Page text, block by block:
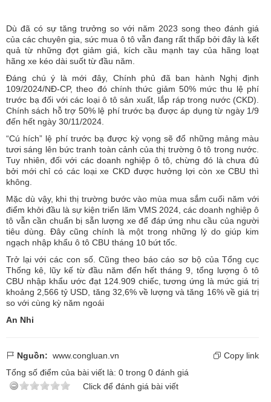
Dù đã có sự tăng trưởng so với năm 2023 song theo đánh giá
của các chuyên gia, sức mua ô tô vẫn đang rất thấp bởi đây là kết
quả từ những đợt giảm giá, kích cầu mạnh tay của hãng loạt
hãng xe kéo dài suốt từ đầu năm.
Đáng chú ý là mới đây, Chính phủ đã ban hành Nghị định
109/2024/NĐ-CP, theo đó chính thức giảm 50% mức thu lệ phí
trước bạ đối với các loại ô tô sản xuất, lắp ráp trong nước (CKD).
Chính sách hỗ trợ 50% lệ phí trước bạ được áp dụng từ ngày 1/9
đến hết ngày 30/11/2024.
“Cú hích” lệ phí trước bạ được kỳ vọng sẽ đổ những mảng màu
tươi sáng lên bức tranh toàn cảnh của thị trường ô tô trong nước.
Tuy nhiên, đối với các doanh nghiệp ô tô, chừng đó là chưa đủ
bởi mới chỉ có các loại xe CKD được hưởng lợi còn xe CBU thì
không.
Mặc dù vậy, khi thị trường bước vào mùa mua sắm cuối năm với
điểm khởi đầu là sự kiện triển lãm VMS 2024, các doanh nghiệp ô
tô vẫn cần chuẩn bị sẵn lượng xe để đáp ứng nhu cầu của người
tiêu dùng. Đây cũng chính là một trong những lý do giúp kim
ngạch nhập khẩu ô tô CBU tháng 10 bứt tốc.
Trở lại với các con số. Cũng theo báo cáo sơ bộ của Tổng cục
Thống kê, lũy kế từ đầu năm đến hết tháng 9, tổng lượng ô tô
CBU nhập khẩu ước đạt 124.909 chiếc, tương ứng là mức giá trị
khoảng 2,566 tỷ USD, tăng 32,6% về lượng và tăng 16% về giá trị
so với cùng kỳ năm ngoái
An Nhi
Nguồn: www.congluan.vn
Copy link
Tổng số điểm của bài viết là: 0 trong 0 đánh giá
Click để đánh giá bài viết